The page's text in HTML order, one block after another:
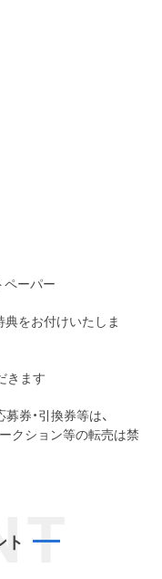
ペーパー
をお付けいたしま
きます
券・引換券等は、
クション等の転売は禁
ト